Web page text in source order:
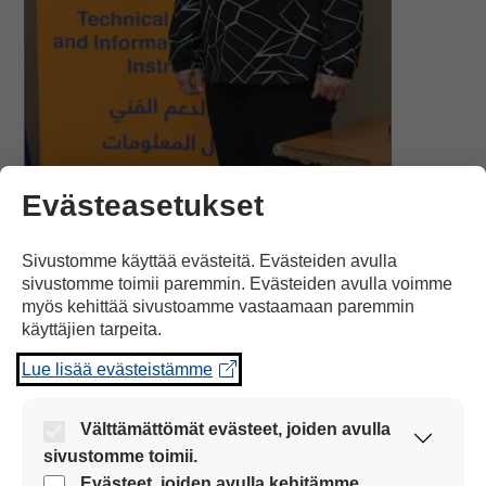
Pirjo Koivula Euroopan Komission TAIEX-asiantuntijavierailulla.
Käyttäytymisen arviointi
paikallisessa opetussuunnitelmassa asetettuihin
tavoitteisiin. Toiminta-alueittain opiskelevan oppilaan
todistuksessa käyttäytyminen arvioidaan sanallisena.
Evästeasetukset
Sivustomme käyttää evästeitä. Evästeiden avulla
sivustomme toimii paremmin. Evästeiden avulla voimme
myös kehittää sivustoamme vastaamaan paremmin
käyttäjien tarpeita.
Lue lisää evästeistämme
Välttämättömät evästeet, joiden avulla
sivustomme toimii.
Nämä evästeet ovat aina käytössä, jotta